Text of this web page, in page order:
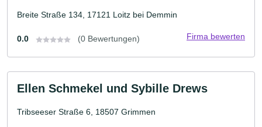
Breite Straße 134, 17121 Loitz bei Demmin
0.0 (0 Bewertungen) Firma bewerten
Ellen Schmekel und Sybille Drews
Tribseeser Straße 6, 18507 Grimmen